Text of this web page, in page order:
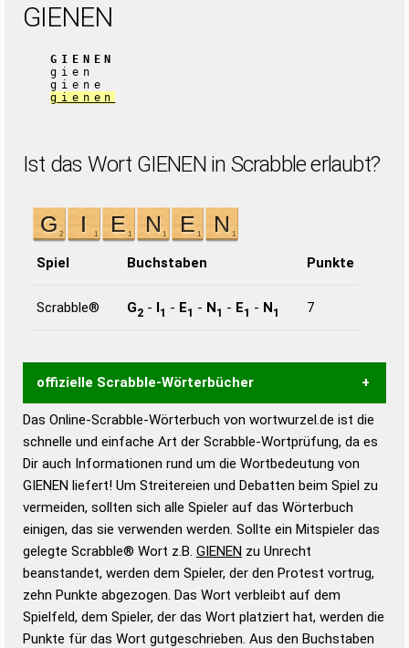
GIENEN
GIENEN
gien
giene
gienen
Ist das Wort GIENEN in Scrabble erlaubt?
Spiel Buchstaben Punkte
Scrabble® G2 - I1 - E1 - N1 - E1 - N1 7
offizielle Scrabble-Wörterbücher
Wortwurzel liefert mit Hilfe eines semantischen
Wortanalyse-Algorithmus gute Anhaltspunkte zu
Wortbedeutung, Worttrennung und Wortform, um die
Gültigkeit eines Wortes für das Scrabble-Spiel zu
bestimmen!
zugelassene Turnier Scrabble-
Wörterbücher sind:
Duden – Standardwerk in 12 Bänden
Duden – Richtiges und gutes
Deutsch
Das Online-Scrabble-Wörterbuch von wortwurzel.de ist die
schnelle und einfache Art der Scrabble-Wortprüfung, da es
Dir auch Informationen rund um die Wortbedeutung von
GIENEN liefert! Um Streitereien und Debatten beim Spiel zu
vermeiden, sollten sich alle Spieler auf das Wörterbuch
einigen, das sie verwenden werden. Sollte ein Mitspieler das
gelegte Scrabble® Wort z.B. GIENEN zu Unrecht
beanstandet, werden dem Spieler, der den Protest vortrug,
zehn Punkte abgezogen. Das Wort verbleibt auf dem
Spielfeld, dem Spieler, der das Wort platziert hat, werden die
Punkte für das Wort gutgeschrieben. Aus den Buchstaben